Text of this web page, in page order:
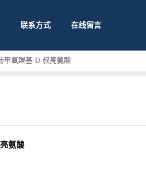
联系方式 在线留言
甲氧羰基-D-叔亮氨酸
氨酸